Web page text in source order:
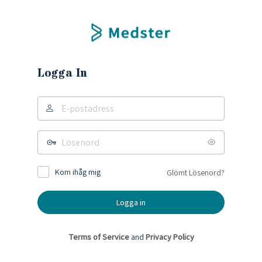
Logga In
Kom ihåg mig Glömt Lösenord?
Terms of Serviceand Privacy Policy